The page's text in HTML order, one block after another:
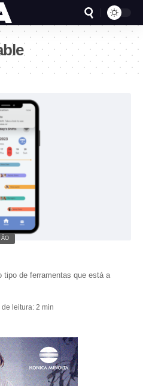
tipo de ferramentas que está a
de leitura: 2 min